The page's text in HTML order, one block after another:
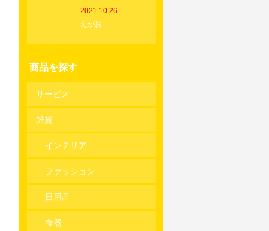
2021.10.26
えがお
商品を探す
サービス
雑貨
インテリア
ファッション
日用品
食器